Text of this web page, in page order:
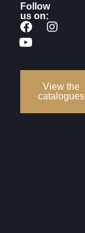
Follow
us on:
View the
catalogues